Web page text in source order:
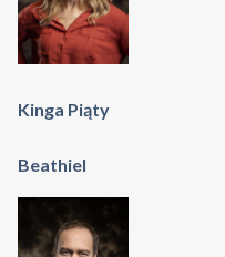
Kinga Piąty
Beathiel